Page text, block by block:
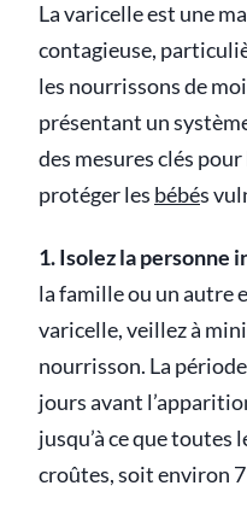
La varicelle est une
contagieuse,
les nourrissons de
présentant un
des mesures clés
protéger les bébés
1. Isolez la personne
la famille ou un autre
varicelle, veillez à
nourrisson. La
jours avant
jusqu’à ce que toutes
croûtes, soit environ